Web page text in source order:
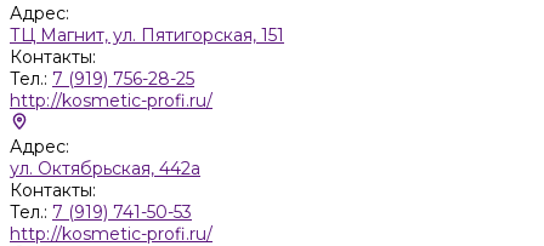
Адрес:
ТЦ Магнит, ул. Пятигорская, 151
Контакты:
Тел.: 7 (919) 756-28-25
http://kosmetic-profi.ru/
Адрес:
ул. Октябрьская, 442а
Контакты:
Тел.: 7 (919) 741-50-53
http://kosmetic-profi.ru/